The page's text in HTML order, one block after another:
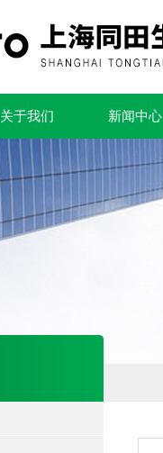
关于我们 新闻中心